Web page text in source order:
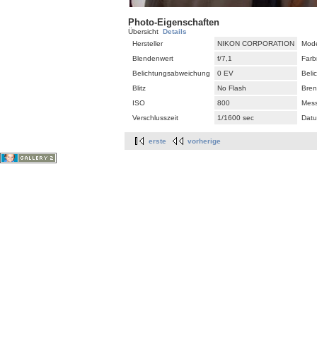
Photo-Eigenschaften
Übersicht Details
Hersteller
NIKON CORPORATION
Blendenwert
f/7,1
Belichtungsabweichung
0 EV
Blitz
No Flash
ISO
800
Verschlusszeit
1/1600 sec
erste vorherige